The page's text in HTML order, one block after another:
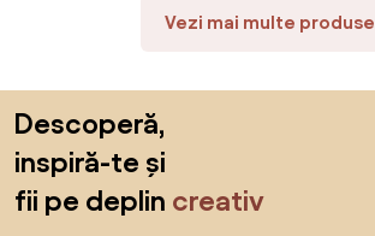
Vezi mai multe produse
Descoperă,
inspiră-te și
fii pe deplin creativ